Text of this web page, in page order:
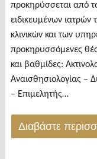
προκηρύσσεται από
ειδικευμένων ιατρών
κλινικών και των
προκηρυσσόμενες
και βαθμίδες:
Αναισθησιολογίας –
– Επιμελητής…
Διαβάστε